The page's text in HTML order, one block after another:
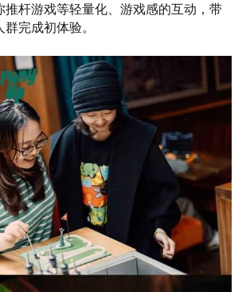
推杆游戏等轻量化、游戏感的互动，带
完成初体验。